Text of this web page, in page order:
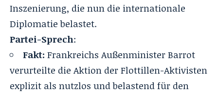
Inszenierung, die nun die internationale
Diplomatie belastet.
Partei-Sprech:
Fakt: Frankreichs Außenminister Barrot
verurteilte die Aktion der Flottillen-Aktivisten
explizit als nutzlos und belastend für den